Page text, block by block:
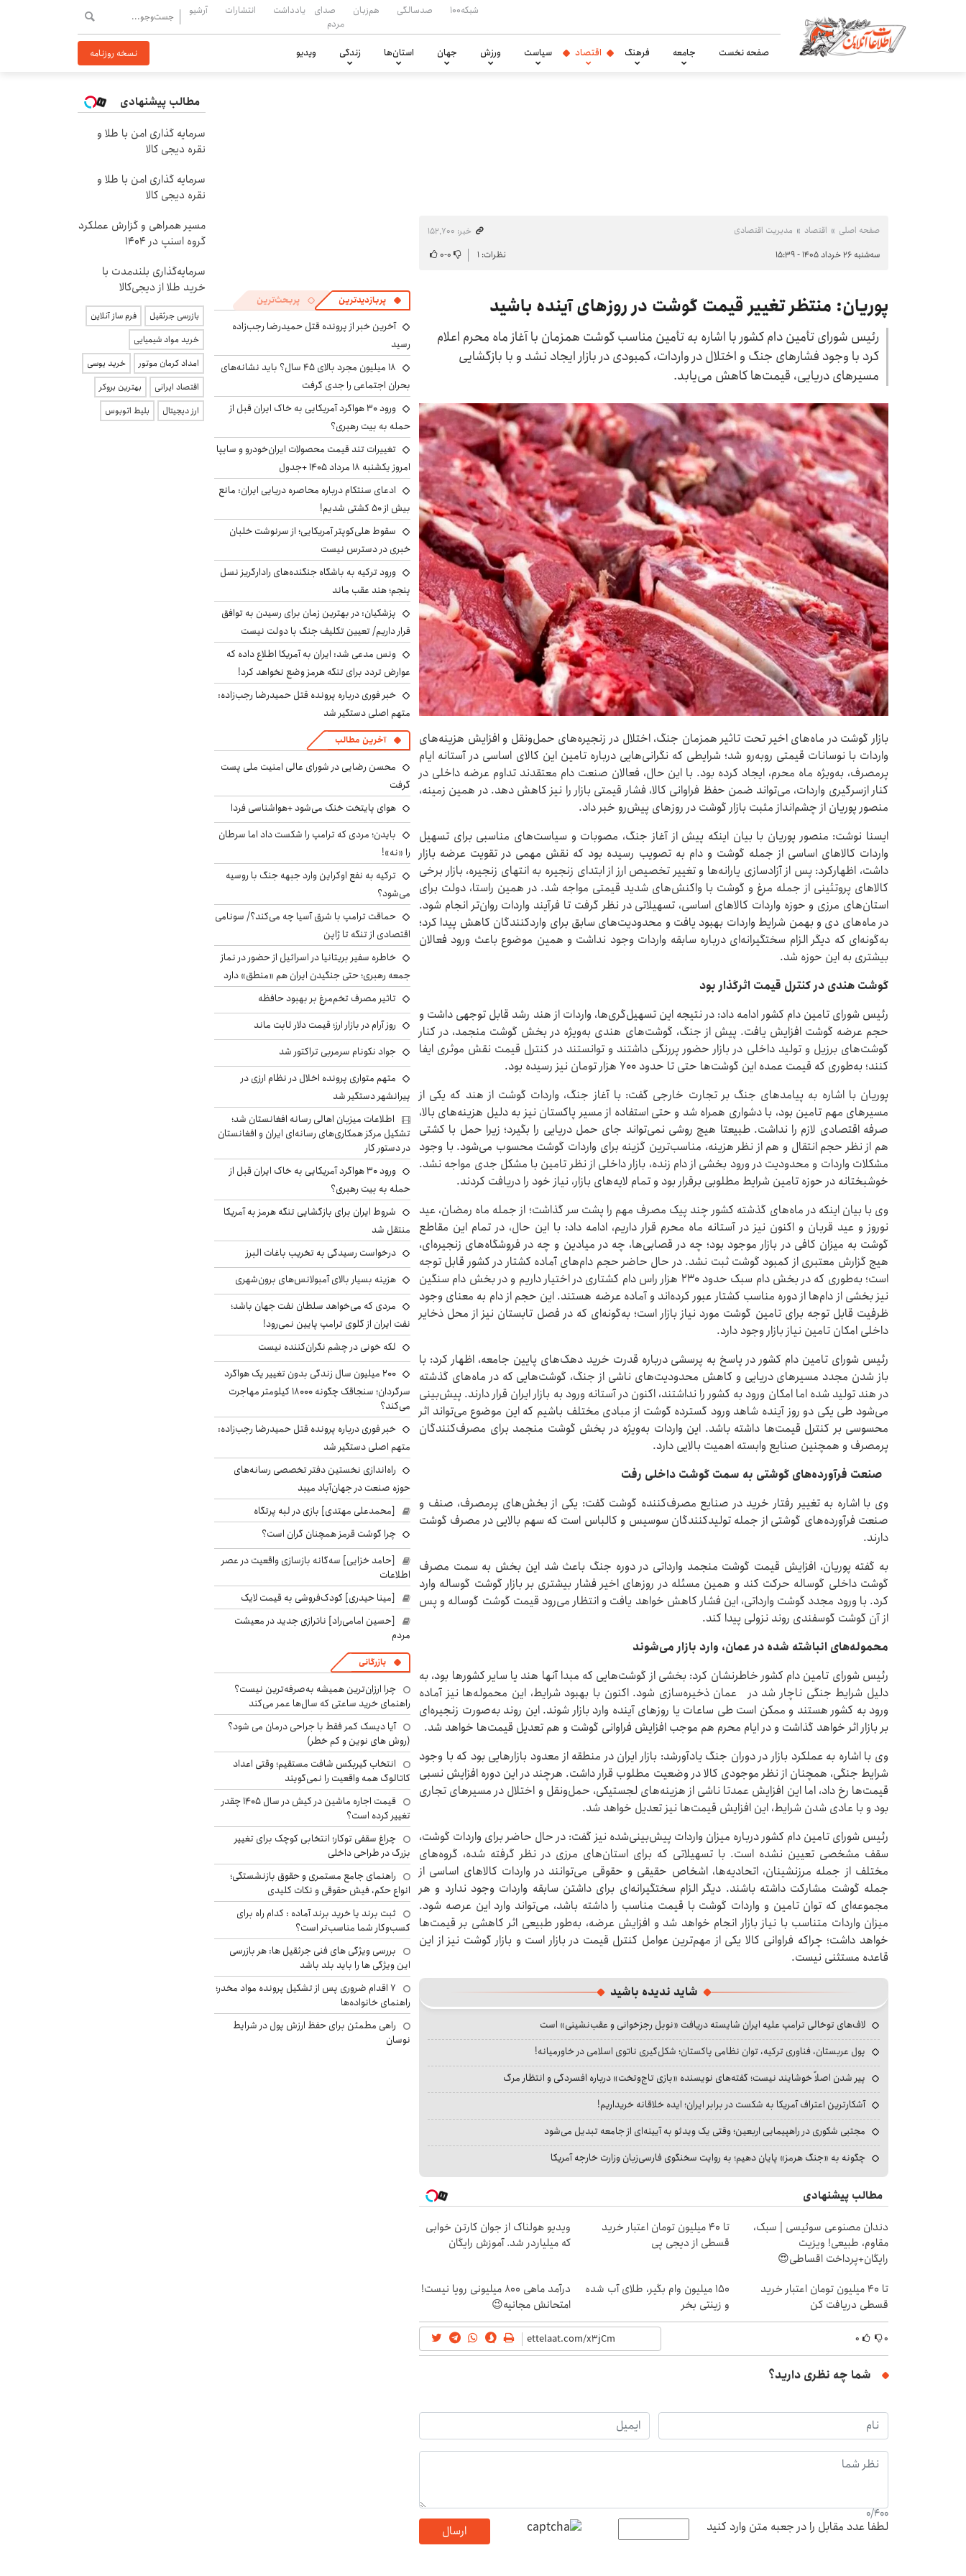
شبکه۱۰۰ صدسالگی هم‌زبان
صدای
مردم
یادداشت انتشارات آرشیو
صفحه نخست جامعه فرهنگ اقتصاد سیاست ورزش جهان استان‌ها زندگی ویدیو نسخه روزنامه
صفحه اصلی اقتصاد مدیریت اقتصادی
خبر: ۱۵۲٬۷۰۰
سه‌شنبه ۲۶ خرداد ۱۴۰۵ - ۱۵:۳۹
نظرات: ۱ ۰-۰
پوریان: منتظر تغییر قیمت گوشت در روزهای آینده باشید
رئیس شورای تأمین دام کشور با اشاره به تأمین مناسب گوشت همزمان با آغاز ماه محرم اعلام
کرد با وجود فشارهای جنگ و اختلال در واردات، کمبودی در بازار ایجاد نشد و با بازگشایی
مسیرهای دریایی، قیمت‌ها کاهش می‌یابد.
بازار گوشت در ماه‌های اخیر تحت تاثیر همزمان جنگ، اختلال در زنجیره‌های حمل‌ونقل و افزایش هزینه‌های
واردات با نوسانات قیمتی روبه‌رو شد؛ شرایطی که نگرانی‌هایی درباره تامین این کالای اساسی در آستانه ایام
پرمصرف، به‌ویژه ماه محرم، ایجاد کرده بود. با این حال، فعالان صنعت دام معتقدند تداوم عرضه داخلی در
کنار ازسرگیری واردات، می‌تواند ضمن حفظ فراوانی کالا، فشار قیمتی بازار را نیز کاهش دهد. در همین زمینه،
منصور پوریان از چشم‌انداز مثبت بازار گوشت در روزهای پیش‌رو خبر داد.
ایسنا نوشت: منصور پوریان با بیان اینکه پیش از آغاز جنگ، مصوبات و سیاست‌های مناسبی برای تسهیل
واردات کالاهای اساسی از جمله گوشت و دام به تصویب رسیده بود که نقش مهمی در تقویت عرضه بازار
داشت، اظهارکرد: پس از آزادسازی یارانه‌ها و تغییر تخصیص ارز از ابتدای زنجیره به انتهای زنجیره، بازار برخی
کالاهای پروتئینی از جمله مرغ و گوشت با واکنش‌های شدید قیمتی مواجه شد. در همین راستا، دولت برای
استان‌های مرزی و حوزه واردات کالاهای اساسی، تسهیلاتی در نظر گرفت تا فرآیند واردات روان‌تر انجام شود.
در ماه‌های دی و بهمن شرایط واردات بهبود یافت و محدودیت‌های سابق برای واردکنندگان کاهش پیدا کرد؛
به‌گونه‌ای که دیگر الزام سختگیرانه‌ای درباره سابقه واردات وجود نداشت و همین موضوع باعث ورود فعالان
بیشتری به این حوزه شد.
گوشت هندی در کنترل قیمت اثرگذار بود
رئیس شورای تامین دام کشور ادامه داد: در نتیجه این تسهیل‌گری‌ها، واردات از هند رشد قابل توجهی داشت و
حجم عرضه گوشت افزایش یافت. پیش از جنگ، گوشت‌های هندی به‌ویژه در بخش گوشت منجمد، در کنار
گوشت‌های برزیل و تولید داخلی در بازار حضور پررنگی داشتند و توانستند در کنترل قیمت نقش موثری ایفا
کنند؛ به‌طوری که قیمت عمده این گوشت‌ها حتی تا حدود ۷۰۰ هزار تومان نیز رسیده بود.
پوریان با اشاره به پیامدهای جنگ بر تجارت خارجی گفت: با آغاز جنگ، واردات گوشت از هند که یکی از
مسیرهای مهم تامین بود، با دشواری همراه شد و حتی استفاده از مسیر پاکستان نیز به دلیل هزینه‌های بالا،
صرفه اقتصادی لازم را نداشت. طبیعتا هیچ روشی نمی‌تواند جای حمل دریایی را بگیرد؛ زیرا حمل با کشتی
هم از نظر حجم انتقال و هم از نظر هزینه، مناسب‌ترین گزینه برای واردات گوشت محسوب می‌شود. با وجود
مشکلات واردات و محدودیت در ورود بخشی از دام زنده، بازار داخلی از نظر تامین با مشکل جدی مواجه نشد.
خوشبختانه در حوزه تامین شرایط مطلوبی برقرار بود و تمام لایه‌های بازار، نیاز خود را دریافت کردند.
وی با بیان اینکه در ماه‌های گذشته کشور چند پیک مصرف مهم را پشت سر گذاشت؛ از جمله ماه رمضان، عید
نوروز و عید قربان و اکنون نیز در آستانه ماه محرم قرار داریم، ادامه داد: با این حال، در تمام این مقاطع
گوشت به میزان کافی در بازار موجود بود؛ چه در قصابی‌ها، چه در میادین و چه در فروشگاه‌های زنجیره‌ای،
هیچ گزارش معتبری از کمبود گوشت ثبت نشد. در حال حاضر حجم دام‌های آماده کشتار در کشور قابل توجه
است؛ به‌طوری که در بخش دام سبک حدود ۲۳۰ هزار راس دام کشتاری در اختیار داریم و در بخش دام سنگین
نیز بخشی از دام‌ها از دوره مناسب کشتار عبور کرده‌اند و آماده عرضه هستند. این حجم از دام به معنای وجود
ظرفیت قابل توجه برای تامین گوشت مورد نیاز بازار است؛ به‌گونه‌ای که در فصل تابستان نیز از محل ذخایر
داخلی امکان تامین نیاز بازار وجود دارد.
رئیس شورای تامین دام کشور در پاسخ به پرسشی درباره قدرت خرید دهک‌های پایین جامعه، اظهار کرد: با
باز شدن مجدد مسیرهای دریایی و کاهش محدودیت‌های ناشی از جنگ، گوشت‌هایی که در ماه‌های گذشته
در هند تولید شده اما امکان ورود به کشور را نداشتند، اکنون در آستانه ورود به بازار ایران قرار دارند. پیش‌بینی
می‌شود طی یکی دو روز آینده شاهد ورود گسترده گوشت از مبادی مختلف باشیم که این موضوع می‌تواند اثر
محسوسی بر کنترل قیمت‌ها داشته باشد. این واردات به‌ویژه در بخش گوشت منجمد برای مصرف‌کنندگان
پرمصرف و همچنین صنایع وابسته اهمیت بالایی دارد.
صنعت فرآورده‌های گوشتی به سمت گوشت داخلی رفت
وی با اشاره به تغییر رفتار خرید در صنایع مصرف‌کننده گوشت گفت: یکی از بخش‌های پرمصرف، صنف و
صنعت فرآورده‌های گوشتی از جمله تولیدکنندگان سوسیس و کالباس است که سهم بالایی در مصرف گوشت
دارند.
به گفته پوریان، افزایش قیمت گوشت منجمد وارداتی در دوره جنگ باعث شد این بخش به سمت مصرف
گوشت داخلی گوساله حرکت کند و همین مسئله در روزهای اخیر فشار بیشتری بر بازار گوشت گوساله وارد
کرد. با ورود مجدد گوشت وارداتی، این فشار کاهش خواهد یافت و انتظار می‌رود قیمت گوشت گوساله و پس
از آن گوشت گوسفندی روند نزولی پیدا کند.
محموله‌های انباشته شده در عمان، وارد بازار می‌شوند
رئیس شورای تامین دام کشور خاطرنشان کرد: بخشی از گوشت‌هایی که مبدا آنها هند یا سایر کشورها بود، به
دلیل شرایط جنگی ناچار شد در عمان ذخیره‌سازی شود. اکنون با بهبود شرایط، این محموله‌ها نیز آماده
ورود به کشور هستند و ممکن است طی ساعات یا روزهای آینده وارد بازار شوند. این روند به‌صورت زنجیره‌ای
بر بازار اثر خواهد گذاشت و در ایام محرم هم موجب افزایش فراوانی گوشت و هم تعدیل قیمت‌ها خواهد شد.
وی با اشاره به عملکرد بازار در دوران جنگ یادآورشد: بازار ایران در منطقه از معدود بازارهایی بود که با وجود
شرایط جنگی، همچنان از نظر موجودی کالا در وضعیت مطلوب قرار داشت. هرچند در این دوره افزایش نسبی
قیمت‌ها رخ داد، اما این افزایش عمدتا ناشی از هزینه‌های لجستیکی، حمل‌ونقل و اختلال در مسیرهای تجاری
بود و با عادی شدن شرایط، این افزایش قیمت‌ها نیز تعدیل خواهد شد.
رئیس شورای تامین دام کشور درباره میزان واردات پیش‌بینی‌شده نیز گفت: در حال حاضر برای واردات گوشت،
سقف مشخصی تعیین نشده است. با تسهیلاتی که برای استان‌های مرزی در نظر گرفته شده، گروه‌های
مختلف از جمله مرزنشینان، اتحادیه‌ها، اشخاص حقیقی و حقوقی می‌توانند در واردات کالاهای اساسی از
جمله گوشت مشارکت داشته باشند. دیگر الزام سختگیرانه‌ای برای داشتن سابقه واردات وجود ندارد و هر
مجموعه‌ای که توان تامین و واردات گوشت با قیمت مناسب را داشته باشد، می‌تواند وارد این عرصه شود.
میزان واردات متناسب با نیاز بازار انجام خواهد شد و افزایش عرضه، به‌طور طبیعی اثر کاهشی بر قیمت‌ها
خواهد داشت؛ چراکه فراوانی کالا یکی از مهم‌ترین عوامل کنترل قیمت در بازار است و بازار گوشت نیز از این
قاعده مستثنی نیست.
شاید ندیده باشید
لاف‌های توخالی ترامپ علیه ایران شایسته دریافت «نوبل رجزخوانی و عقب‌نشینی» است
پول عربستان، فناوری ترکیه، توان نظامی پاکستان؛ شکل‌گیری ناتوی اسلامی در خاورمیانه!
پیر شدن اصلاً خوشایند نیست؛ گفته‌های نویسنده «بازی تاج‌وتخت» درباره افسردگی و انتظار مرگ
آشکارترین اعتراف آمریکا به شکست در برابر ایران؛ ایده خلاقانه خریداریم!
مجتبی شکوری در راهپیمایی اربعین؛ وقتی یک ویدئو به آیینه‌ای از جامعه تبدیل می‌شود
چگونه به «جنگ هرمز» پایان دهیم؛ به روایت سخنگوی فارسی‌زبان وزارت خارجه آمریکا
مطالب پیشنهادی
دندان مصنوعی سوئیسی | سبک،
مقاوم، طبیعی! ویزیت
رایگان+پرداخت اقساطی😍
تا ۴۰ میلیون تومان اعتبار خرید
قسطی از دیجی پی
ویدیو هولناک از جوان کارتن خوابی
که میلیاردر شد. آموزش رایگان
تا ۴۰ میلیون تومان اعتبار خرید
قسطی دریافت کن
150 میلیون وام بگیر، طلای آب شده
و زینتی بخر
درآمد ماهی 800 میلیونی رویا نیست!
امتحانش مجانیه😉
۰ ۰
شما چه نظری دارید؟
0/400
لطفا عدد مقابل را در جعبه متن وارد کنید ارسال
پربازدیدترین پربحث‌ترین
آخرین خبر از پرونده قتل حمیدرضا رجب‌زاده
رسید
۱۸ میلیون مجرد بالای ۴۵ سال؟ باید نشانه‌های
بحران اجتماعی را جدی گرفت
ورود ۳۰ هواگرد آمریکایی به خاک ایران قبل از
حمله به بیت رهبری؟
تغییرات تند قیمت محصولات ایران‌خودرو و سایپا
امروز یکشنبه ۱۸ مرداد ۱۴۰۵ +جدول
ادعای سنتکام درباره محاصره دریایی ایران: مانع
بیش از ۵۰ کشتی شدیم!
سقوط هلی‌کوپتر آمریکایی؛ از سرنوشت خلبان
خبری در دسترس نیست
ورود ترکیه به باشگاه جنگنده‌های رادارگریز نسل
پنجم؛ هند عقب ماند
پزشکیان‌: در بهترین زمان برای رسیدن به توافق
قرار داریم/ تعیین تکلیف جنگ با دولت نیست
ونس مدعی شد: ایران به آمریکا اطلاع داده که
عوارض تردد برای تنگه هرمز وضع نخواهد کرد!
خبر فوری درباره پرونده قتل حمیدرضا رجب‌زاده:
متهم اصلی دستگیر شد
آخرین مطالب
محسن رضایی در شورای عالی امنیت ملی پست
گرفت
هوای پایتخت خنک می‌شود +هواشناسی فردا
بایدن؛ مردی که ترامپ را شکست داد اما سرطان
را «نه»!
ترکیه به نفع اوکراین وارد جبهه جنگ با روسیه
می‌شود؟
حماقت ترامپ با شرق آسیا چه می‌کند؟/ سونامی
اقتصادی از تنگه تا ژاپن
خاطره سفیر بریتانیا در اسرائیل از حضور در نماز
جمعه رهبری؛ حتی جنگیدن ایران هم «منطق» دارد
تاثیر مصرف تخم‌مرغ بر بهبود حافظه
روز آرام در بازار ارز؛ قیمت دلار ثابت ماند
جواد نکونام سرمربی تراکتور شد
متهم متواری پرونده اخلال در نظام ارزی در
پیرانشهر دستگیر شد
اطلاعات میزبان اهالی رسانه افغانستان شد؛
تشکیل مرکز همکاری‌های رسانه‌ای ایران و افغانستان
در دستور کار
ورود ۳۰ هواگرد آمریکایی به خاک ایران قبل از
حمله به بیت رهبری؟
شروط ایران برای بازگشایی تنگه هرمز به آمریکا
منتقل شد
درخواست رسیدگی به تخریب باغات البرز
هزینه بسیار بالای آمبولانس‌های برون‌شهری
مردی که می‌خواهد سلطان نفت جهان باشد؛
نفت ایران از گلوی ترامپ پایین نمی‌رود!
لکه خونی در چشم نگران‌کننده نیست
۲۰۰ میلیون سال زندگی بدون تغییر یک هواگرد
سرگردان؛ سنجاقک‌ چگونه ۱۸۰۰۰ کیلومتر مهاجرت
می‌کند؟
خبر فوری درباره پرونده قتل حمیدرضا رجب‌زاده:
متهم اصلی دستگیر شد
راه‌اندازی نخستین دفتر تخصصی رسانه‌های
حوزه صنعت در جهان‌آباد میبد
[محمدعلی مهتدی] بازی در لبه پرتگاه
چرا گوشت قرمز همچنان گران است؟
[حامد خزایی] سه‌گانه بازسازی واقعیت در عصر
اطلاعات
[مینا حیدری] کودک‌فروشی به قیمت لایک
[حسین امامی‌راد] ناترازی جدید در معیشت
مردم
بازرگانی
چرا ارزان‌ترین همیشه به‌صرفه‌ترین نیست؟
راهنمای خرید ساعتی که سال‌ها عمر می‌کند
آیا دیسک کمر فقط با جراحی درمان می شود؟
(روش های نوین و کم خطر)
انتخاب گیربکس شافت مستقیم؛ وقتی اعداد
کاتالوگ همه واقعیت را نمی‌گویند
قیمت اجاره ماشین در کیش در سال ۱۴۰۵ چقدر
تغییر کرده است؟
چراغ سقفی توکار؛ انتخابی کوچک برای تغییر
بزرگ در طراحی داخلی
راهنمای جامع مستمری و حقوق بازنشستگی؛
انواع حکم، فیش حقوقی و نکات کلیدی
ثبت برند یا خرید برند آماده : کدام راه برای
کسب‌وکار شما مناسب‌تر است؟
بررسی ویژگی های فنی جرثقیل ها: هر بازرسی
این ویژگی ها را باید بلد باشد
۷ اقدام ضروری پس از تشکیل پرونده مواد مخدر؛
راهنمای خانواده‌ها
راهی مطمئن برای حفظ ارزش پول در شرایط
نوسان
مطالب پیشنهادی
سرمایه گذاری امن با طلا و
نقره دیجی کالا
سرمایه گذاری امن با طلا و
نقره دیجی کالا
مسیر همراهی و گزارش عملکرد
گروه اسنپ در ۱۴۰۴
سرمایه‌گذاری بلندمدت با
خرید طلا از دیجی‌کالا
بازرسی جرثقیل
فرم ساز آنلاین
خرید مواد شیمیایی
امداد کرمان موتور
خرید یوسی
اقتصاد ایرانی
بهترین بروکر
ارز دیجیتال
بلیط اتوبوس